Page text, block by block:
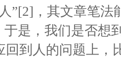
”[2]，其文章笔
于是，我们是否想
回到人的问题上，